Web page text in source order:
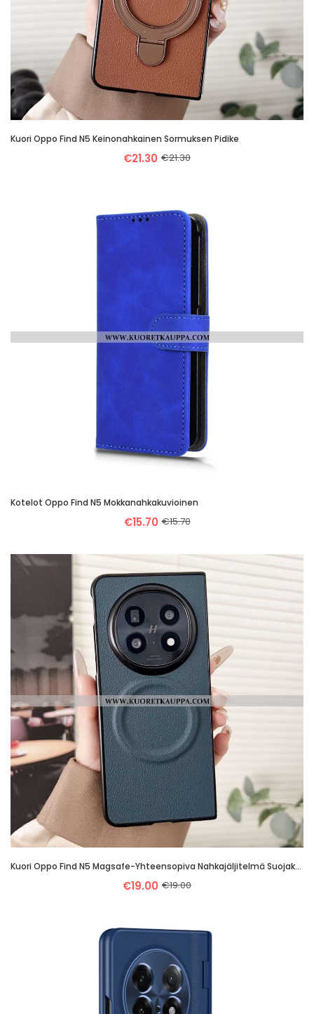
Kuori Oppo Find N5 Keinonahkainen Sormuksen Pidike
€21.30 €21.30
Kotelot Oppo Find N5 Mokkanahkakuvioinen
€15.70 €15.70
Kuori Oppo Find N5 Magsafe-Yhteensopiva Nahkajäljitelmä Suojakuori
€19.00 €19.00